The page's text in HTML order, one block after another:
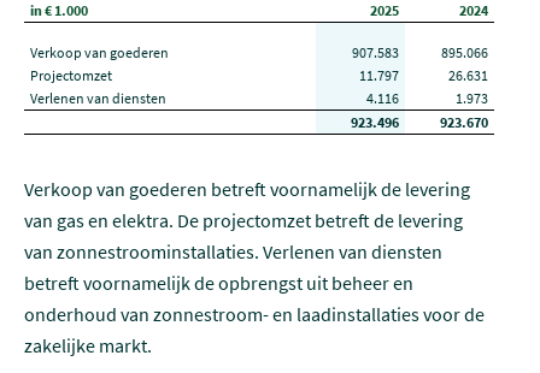
in € 1.000 2025 2024
Verkoop van goederen 907.583
895.066
Projectomzet
11.797
26.631
Verlenen van diensten
4.116
1.973
923.496
923.670
Verkoop van goederen betreft voornamelijk de levering
van gas en elektra. De projectomzet betreft de levering
van zonnestroominstallaties. Verlenen van diensten
betreft voornamelijk de opbrengst uit beheer en
onderhoud van zonnestroom- en laadinstallaties voor de
zakelijke markt.